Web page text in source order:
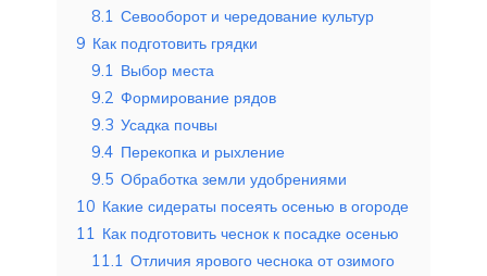
8.1 Севооборот и чередование культур
9 Как подготовить грядки
9.1 Выбор места
9.2 Формирование рядов
9.3 Усадка почвы
9.4 Перекопка и рыхление
9.5 Обработка земли удобрениями
10 Какие сидераты посеять осенью в огороде
11 Как подготовить чеснок к посадке осенью
11.1 Отличия ярового чеснока от озимого